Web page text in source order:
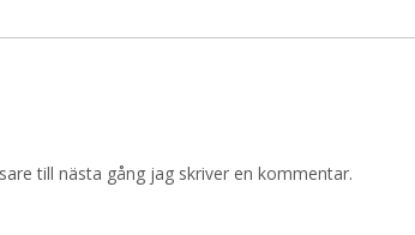
till nästa gång jag skriver en kommentar.